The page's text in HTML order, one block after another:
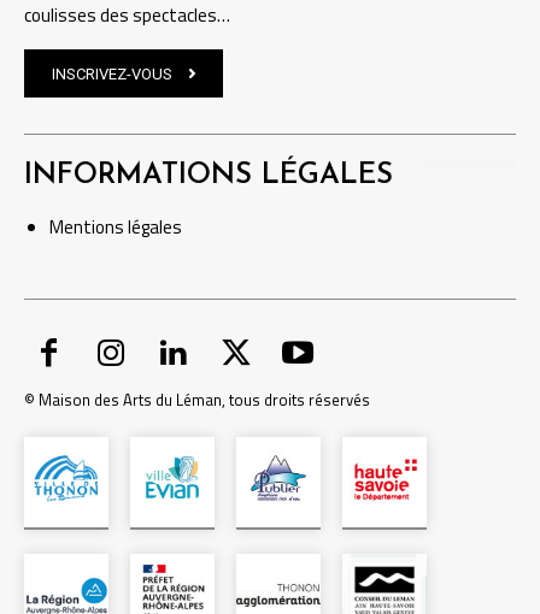
coulisses des spectacles…
INSCRIVEZ-VOUS
INFORMATIONS LÉGALES
Mentionslégales
© Maison des Arts du Léman, tous droits réservés